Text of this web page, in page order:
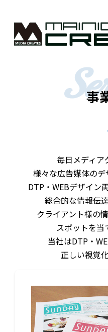
事
毎日メディア
様々な広告媒体のデ
DTP・WEBデザイン
総合的な情報伝
クライアント様の
スポットを当
当社はDTP・
正しい視覚